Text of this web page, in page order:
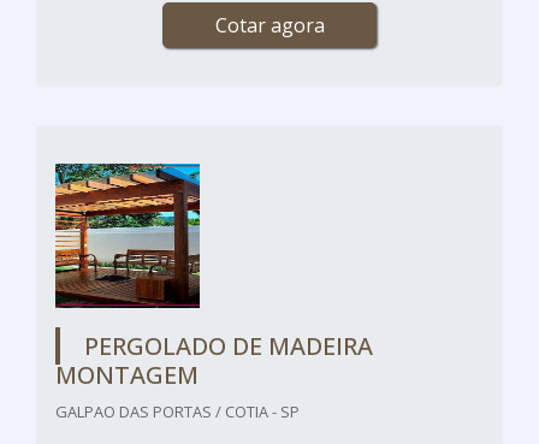
Cotar agora
PERGOLADO DE MADEIRA
MONTAGEM
GALPAO DAS PORTAS / COTIA - SP